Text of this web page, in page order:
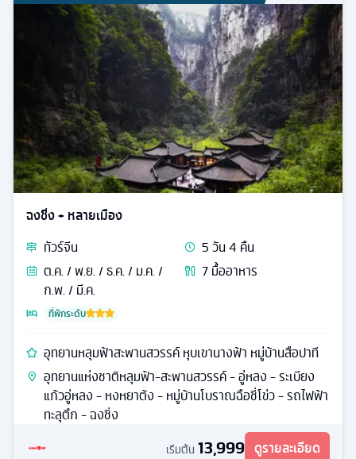
ฉงชิ่ง + หลายเมือง
ทัวร์จีน 5วัน4 คืน
ต.ค. / พ.ย. / ธ.ค. / ม.ค. /
ก.พ. / มี.ค.
7มื้ออาหาร
ที่พักระดับ
อุทยานหลุมฟ้าสะพานสวรรค์ หุบเขานางฟ้า หมู่บ้านสือปาที
อุทยานแห่งชาติหลุมฟ้า-สะพานสวรรค์ - อู่หลง - ระเบียง
แก้วอู่หลง - หงหยาต้ง - หมู่บ้านโบราณฉือชี่โข่ว - รถไฟฟ้า
ทะลุตึก - ฉงชิ่ง
เริ่มต้น 13,999 ดูรายละเอียด